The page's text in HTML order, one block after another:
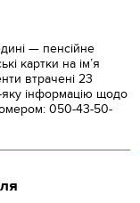
— пенсійне
картки на ім’я
втрачені 23
інформацію щодо
050-43-50-